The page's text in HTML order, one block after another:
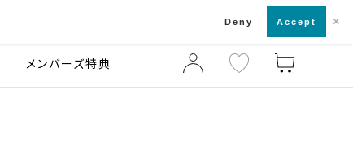
店舗一覧・来店予約
メンバーズ特典
Deny Accept ×